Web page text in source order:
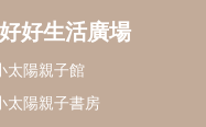
小太陽親子書房
9:00～18:00)